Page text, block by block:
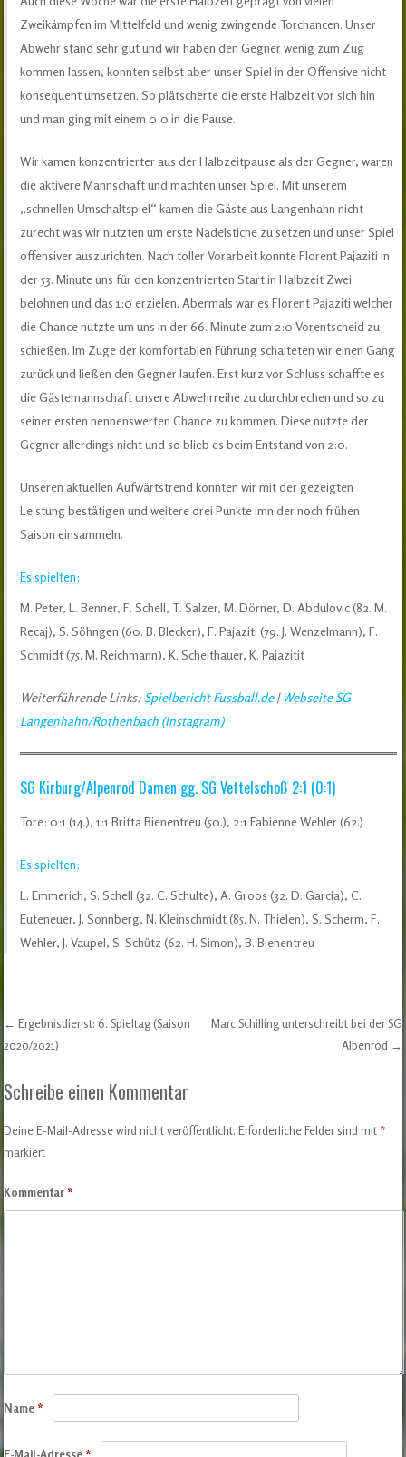
Zweikämpfen im Mittelfeld und wenig zwingende Torchancen. Unser
Abwehr stand sehr gut und wir haben den Gegner wenig zum Zug
kommen lassen, konnten selbst aber unser Spiel in der Offensive nicht
konsequent umsetzen. So plätscherte die erste Halbzeit vor sich hin
und man ging mit einem 0:0 in die Pause.
Wir kamen konzentrierter aus der Halbzeitpause als der Gegner, waren
die aktivere Mannschaft und machten unser Spiel. Mit unserem
„schnellen Umschaltspiel“ kamen die Gäste aus Langenhahn nicht
zurecht was wir nutzten um erste Nadelstiche zu setzen und unser Spiel
offensiver auszurichten. Nach toller Vorarbeit konnte Florent Pajaziti in
der 53. Minute uns für den konzentrierten Start in Halbzeit Zwei
belohnen und das 1:0 erzielen. Abermals war es Florent Pajaziti welcher
die Chance nutzte um uns in der 66. Minute zum 2:0 Vorentscheid zu
schießen. Im Zuge der komfortablen Führung schalteten wir einen Gang
zurück und ließen den Gegner laufen. Erst kurz vor Schluss schaffte es
die Gästemannschaft unsere Abwehrreihe zu durchbrechen und so zu
seiner ersten nennenswerten Chance zu kommen. Diese nutzte der
Gegner allerdings nicht und so blieb es beim Entstand von 2:0.
Unseren aktuellen Aufwärtstrend konnten wir mit der gezeigten
Leistung bestätigen und weitere drei Punkte imn der noch frühen
Saison einsammeln.
Es spielten:
M. Peter, L. Benner, F. Schell, T. Salzer, M. Dörner, D. Abdulovic (82. M.
Recaj), S. Söhngen (60. B. Blecker), F. Pajaziti (79. J. Wenzelmann), F.
Schmidt (75. M. Reichmann), K. Scheithauer, K. Pajazitit
Weiterführende Links: Spielbericht Fussball.de|Webseite SG
Langenhahn/Rothenbach (Instagram)
SG Kirburg/Alpenrod Damen gg. SG Vettelschoß 2:1 (0:1)
Tore: 0:1 (14.), 1:1 Britta Bienentreu (50.), 2:1 Fabienne Wehler (62.)
Es spielten:
L. Emmerich, S. Schell (32. C. Schulte), A. Groos (32. D. Garcia), C.
Euteneuer, J. Sonnberg, N. Kleinschmidt (85. N. Thielen), S. Scherm, F.
Wehler, J. Vaupel, S. Schütz (62. H. Simon), B. Bienentreu
Post navigation
← Ergebnisdienst: 6. Spieltag (Saison
2020/2021)
Marc Schilling unterschreibt bei der SG
Alpenrod →
Schreibe einen Kommentar
Deine E-Mail-Adresse wird nicht veröffentlicht. Erforderliche Felder sind mit *
markiert
Kommentar*
Name*